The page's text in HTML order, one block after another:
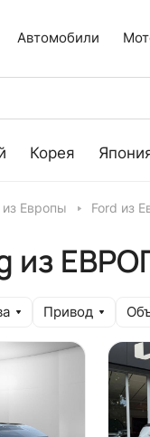
Автомобили
Корея
из Европы Ford из
из
Привод